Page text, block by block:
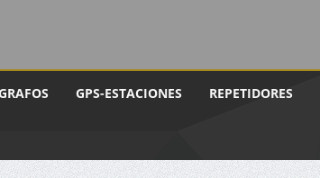
GPS-ESTACIONES REPETIDORES